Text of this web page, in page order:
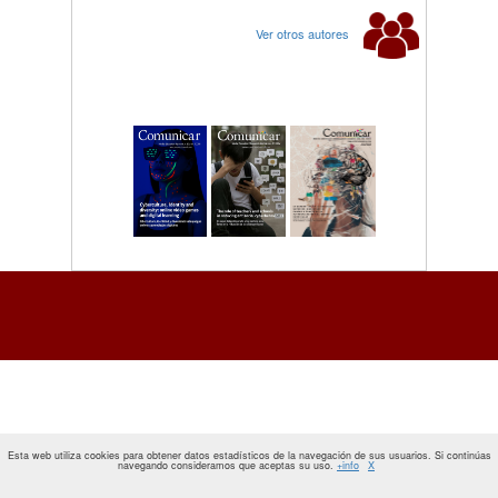
Ver otros autores
Esta web utiliza cookies para obtener datos estadísticos de la navegación de sus usuarios. Si continúas
navegando consideramos que aceptas su uso. +info X